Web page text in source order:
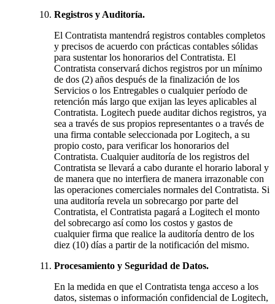
Registros y Auditoría.
El Contratista mantendrá registros contables completos
y precisos de acuerdo con prácticas contables sólidas
para sustentar los honorarios del Contratista. El
Contratista conservará dichos registros por un mínimo
de dos (2) años después de la finalización de los
Servicios o los Entregables o cualquier período de
retención más largo que exijan las leyes aplicables al
Contratista. Logitech puede auditar dichos registros, ya
sea a través de sus propios representantes o a través de
una firma contable seleccionada por Logitech, a su
propio costo, para verificar los honorarios del
Contratista. Cualquier auditoría de los registros del
Contratista se llevará a cabo durante el horario laboral y
de manera que no interfiera de manera irrazonable con
las operaciones comerciales normales del Contratista. Si
una auditoría revela un sobrecargo por parte del
Contratista, el Contratista pagará a Logitech el monto
del sobrecargo así como los costos y gastos de
cualquier firma que realice la auditoría dentro de los
diez (10) días a partir de la notificación del mismo.
Procesamiento y Seguridad de Datos.
En la medida en que el Contratista tenga acceso a los
datos, sistemas o información confidencial de Logitech,